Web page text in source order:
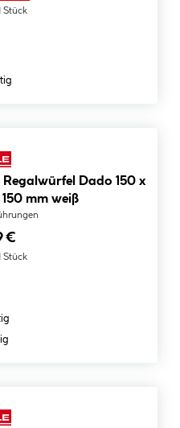
Stück
Regalwürfel Dado 150 x
150 mm weiß
€
Stück